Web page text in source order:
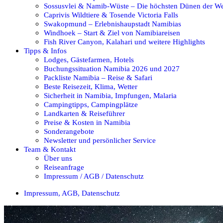
Sossusvlei & Namib-Wüste – Die höchsten Dünen der
Caprivis Wildtiere & Tosende Victoria Falls
Swakopmund – Erlebnishaupstadt Namibias
Windhoek – Start & Ziel von Namibiareisen
Fish River Canyon, Kalahari und weitere Highlights
Tipps & Infos
Lodges, Gästefarmen, Hotels
Buchungssituation Namibia 2026 und 2027
Packliste Namibia – Reise & Safari
Beste Reisezeit, Klima, Wetter
Sicherheit in Namibia, Impfungen, Malaria
Campingtipps, Campingplätze
Landkarten & Reiseführer
Preise & Kosten in Namibia
Sonderangebote
Newsletter und persönlicher Service
Team & Kontakt
Über uns
Reiseanfrage
Impressum / AGB / Datenschutz
Impressum, AGB, Datenschutz